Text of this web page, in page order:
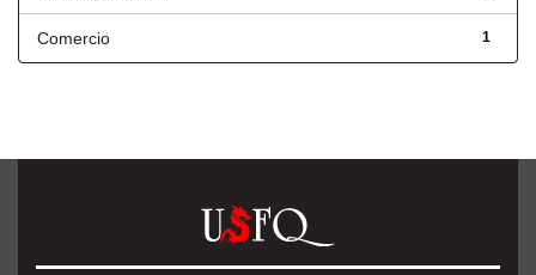
1
Comercio